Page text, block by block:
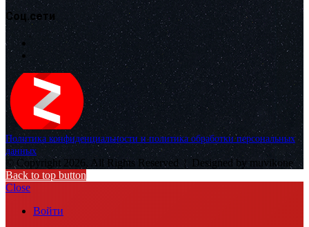
Соц.сети
Политика конфиденциальности и политика обработки персональных
данных
© Copyright 2026, All Rights Reserved | Designed by muvikone
Back to top button
Close
Войти